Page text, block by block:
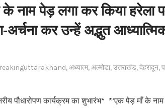
नाम पेड़ लगा कर किया हरेला
अर्चना कर उन्हें अद्भुत
,अध्यात्म,अल्मोडा,उत्तराखंड,देहरादून,
पौधारोपण कार्यक्रम का शुभारंभ* *‘एक पेड़ माँ के नाम